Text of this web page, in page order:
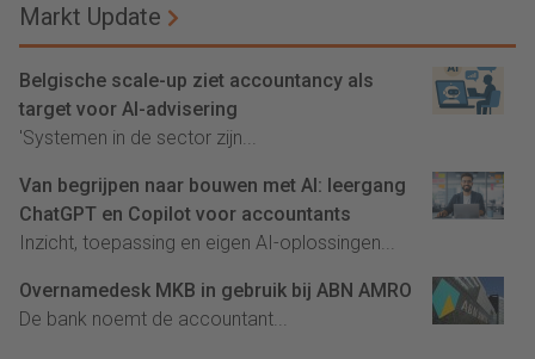
Markt Update
Belgische scale-up ziet accountancy als
target voor AI-advisering
'Systemen in de sector zijn...
Van begrijpen naar bouwen met AI: leergang
ChatGPT en Copilot voor accountants
Inzicht, toepassing en eigen AI-oplossingen...
Overnamedesk MKB in gebruik bij ABN AMRO
De bank noemt de accountant...